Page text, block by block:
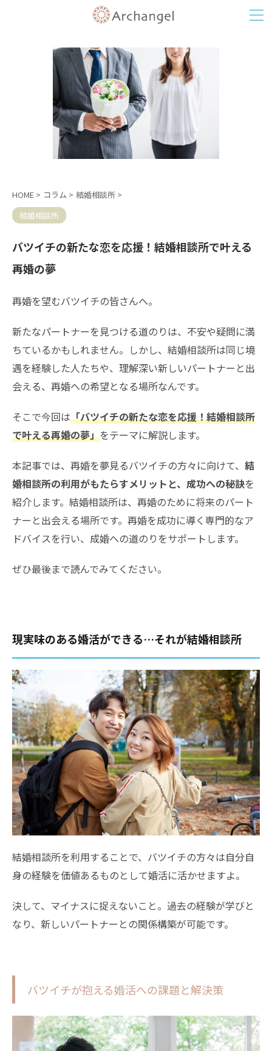
HOME > コラム > 結婚相談所 >
結婚相談所
バツイチの新たな恋を応援！結婚相談所で叶える
再婚の夢
再婚を望むバツイチの皆さんへ。
新たなパートナーを見つける道のりは、不安や疑問に満
ちているかもしれません。しかし、結婚相談所は同じ境
遇を経験した人たちや、理解深い新しいパートナーと出
会える、再婚への希望となる場所なんです。
そこで今回は「バツイチの新たな恋を応援！結婚相談所
で叶える再婚の夢」をテーマに解説します。
本記事では、再婚を夢見るバツイチの方々に向けて、 結
婚相談所の利用がもたらすメリットと、成功への秘訣を
紹介します。結婚相談所は、再婚のために将来のパート
ナーと出会える場所です。再婚を成功に導く専門的なア
ドバイスを行い、成婚への道のりをサポートします。
ぜひ最後まで読んでみてください。
現実味のある婚活ができる…それが結婚相談所
結婚相談所を利用することで、バツイチの方々は自分自
身の経験を価値あるものとして婚活に活かせますよ。
決して、マイナスに捉えないこと。過去の経験が学びと
なり、新しいパートナーとの関係構築が可能です。
バツイチが抱える婚活への課題と解決策